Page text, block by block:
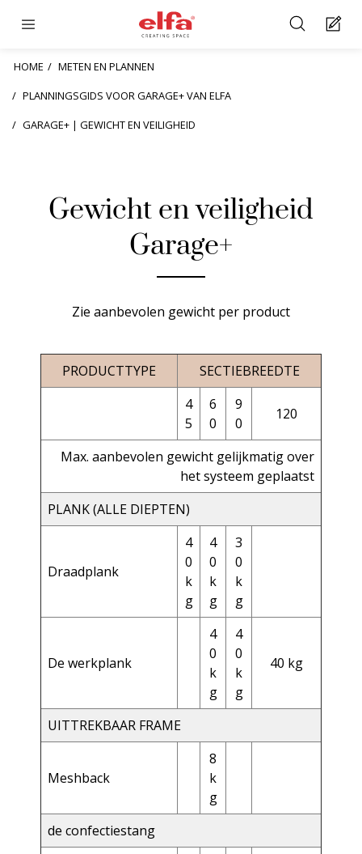
HOME
METEN EN PLANNEN
PLANNINGSGIDS VOOR GARAGE+ VAN ELFA
GARAGE+ | GEWICHT EN VEILIGHEID
Gewicht en veiligheid
Garage+
Zie aanbevolen gewicht per product
PRODUCTTYPE
SECTIEBREEDTE
4
5
6
0
9
0
120
Max. aanbevolen gewicht gelijkmatig over
het systeem geplaatst
PLANK (ALLE DIEPTEN)
Draadplank
4
0
k
g
4
0
k
g
3
0
k
g
De werkplank
4
0
k
g
4
0
k
g
40 kg
UITTREKBAAR FRAME
Meshback
8
k
g
de confectiestang